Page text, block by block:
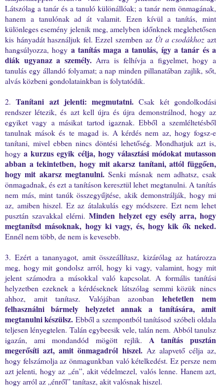
Látszólag a tanár és a tanuló különállóak; a tanár nem önmagának,
hanem a tanulónak ad át valamit. Ezen kívül a tanítás, mint
különleges esemény jelenik meg, amelyben időnknek meglehetősen
kis hányadát használjuk fel. Ezzel szemben az Út a csodákhoz azt
hangsúlyozza, hogy a tanítás maga a tanulás, így a tanár és a
diák ugyanaz a személy. Arra is felhívja a figyelmet, hogy a
tanulás egy állandó folyamat; a nap minden pillanatában zajlik, sőt,
alvás közbeni gondolatainkban is folytatódik.
2.Tanítani azt jelenti: megmutatni. Csak két gondolkodási
rendszer létezik, és azt kell újra és újra demonstrálnod, hogy az
egyiket vagy a másikat tartod igaznak. Ebből a szemléltetésből
tanulnak mások és te magad is. A kérdés nem az, hogy fogsz-e
tanítani, mivel ebben nincs döntési lehetőség. Mondhatjuk azt is,
hogya kurzus egyik célja, hogy választási módokat mutasson
abban a tekintetben, hogy mit akarsz tanítani, attól függően,
hogy mit akarsz megtanulni.Senki másnak nem adhatsz, csak
önmagadnak, és ezt a tanításon keresztül lehet megtanulni. A tanítás
nem más, mint tanúk összegyűjtése, akik demonstrálják, hogy mi
az, amiben hiszel. Ez az átalakulás egy módszere. Ezt nem lehet
pusztán szavakkal elérni.Minden helyzet egy esély arra, hogy
megtanítsd másoknak, hogy ki vagy, és, hogy kik ők neked.
Ennél nem több, de nem is kevesebb.
3. Ezért a tananyagot, amit összeállítasz, kizárólag az határozza
meg, hogy mit gondolsz arról, hogy ki vagy, valamint, hogy mit
jelent számodra a másokkal való kapcsolat. A formális tanítási
helyzetben ezeknek a kérdéseknek látszólag semmi közük nincs
ahhoz, amit tanítasz. Valójában azonban lehetetlen nem
felhasználni bármely helyzetet annak a tanítására, amit
megtanulni készülsz. Ebből a szempontból tanításod szóbeli oldala
teljesen lényegtelen. Talán egybeesik vele, talán nem. Abból tanulsz
igazán, ami mondandód mögött rejlik. A tanítás pusztán
megerősíti azt, amit önmagadról hiszel.Az alapvető célja az,
hogy felszámolja az önmagunkban való kételkedést. Ez persze nem
azt jelenti, hogy az „én”, akit védelmezel, valós lenne. Hanem azt,
hogy arról az „énről” tanítasz, akit valósnak hiszel.